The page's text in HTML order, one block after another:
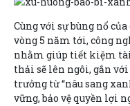
Cùng với sự bùng nổ
vòng 5 năm tới, công
nhằm giúp tiết kiệm
thải sẽ lên ngôi, gắn
trưởng từ “nâu sang
vững, bảo vệ quyền lợi